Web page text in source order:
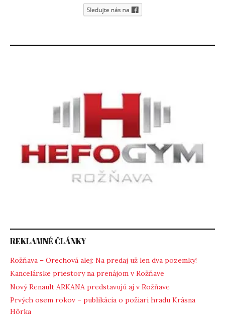
REKLAMNÉ ČLÁNKY
Rožňava – Orechová alej: Na predaj už len dva pozemky!
Kancelárske priestory na prenájom v Rožňave
Nový Renault ARKANA predstavujú aj v Rožňave
Prvých osem rokov – publikácia o požiari hradu Krásna
Hôrka